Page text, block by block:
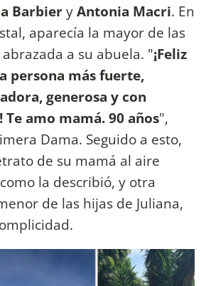
BarbieryAntonia Macri. En
aparecía la mayor de las
a su abuela. "¡Feliz
persona más fuerte,
generosa y con
amo mamá. 90 años",
Dama. Seguido a esto,
de su mamá al aire
la describió, y otra
de las hijas de Juliana,